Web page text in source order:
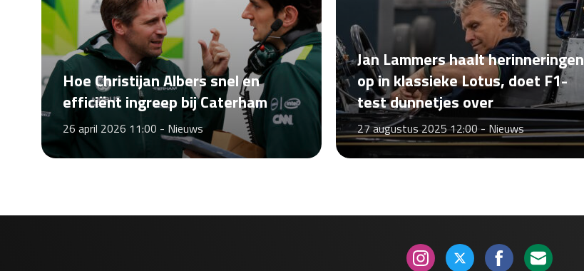
Hoe Christijan Albers snel en
efficiënt ingreep bij Caterham
26 april 2026 11:00 - Nieuws
Jan Lammers haalt herinneringen
op in klassieke Lotus, doet F1-
test dunnetjes over
27 augustus 2025 12:00 - Nieuws